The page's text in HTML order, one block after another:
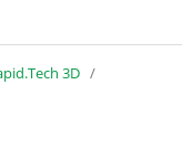
3D /